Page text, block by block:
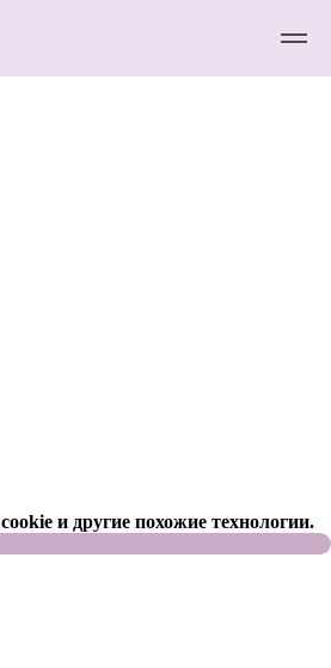
и другие похожие технологии.